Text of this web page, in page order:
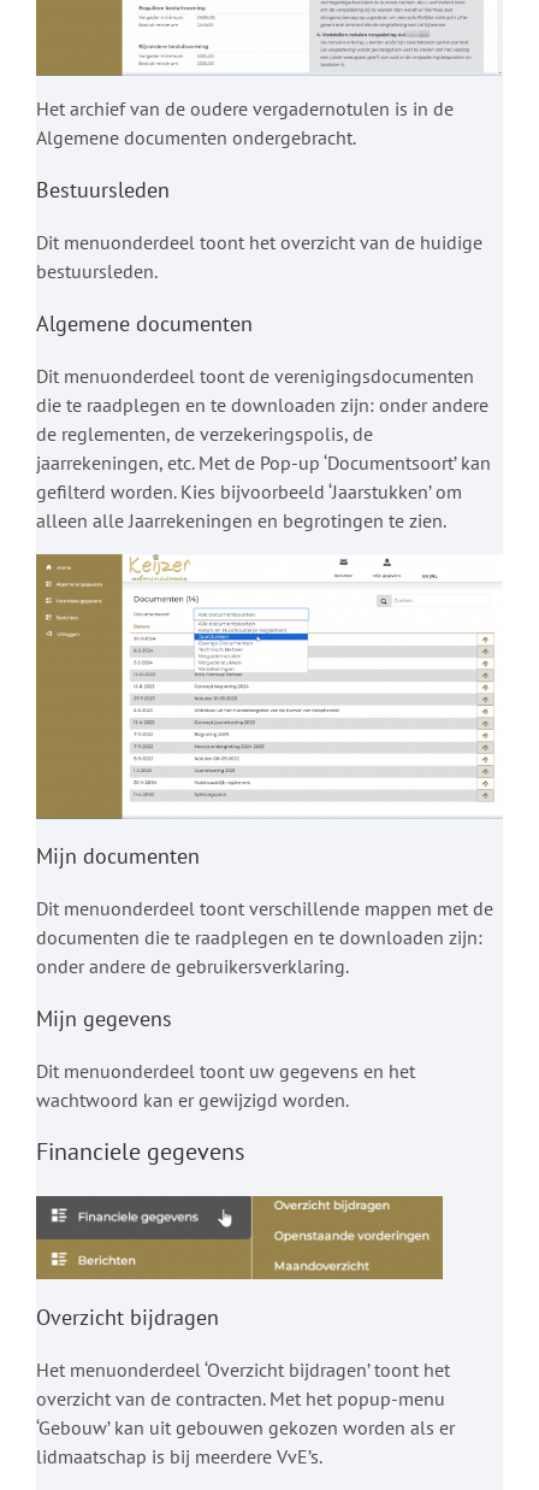
Het archief van de oudere vergadernotulen is in de
Algemene documenten ondergebracht.
Bestuursleden
Dit menuonderdeel toont het overzicht van de huidige
bestuursleden.
Algemene documenten
Dit menuonderdeel toont de verenigingsdocumenten
die te raadplegen en te downloaden zijn: onder andere
de reglementen, de verzekeringspolis, de
jaarrekeningen, etc. Met de Pop-up ‘Documentsoort’ kan
gefilterd worden. Kies bijvoorbeeld ‘Jaarstukken’ om
alleen alle Jaarrekeningen en begrotingen te zien.
Mijn documenten
Dit menuonderdeel toont verschillende mappen met de
documenten die te raadplegen en te downloaden zijn:
onder andere de gebruikersverklaring.
Mijn gegevens
Dit menuonderdeel toont uw gegevens en het
wachtwoord kan er gewijzigd worden.
Financiele gegevens
Overzicht bijdragen
Het menuonderdeel ‘Overzicht bijdragen’ toont het
overzicht van de contracten. Met het popup-menu
‘Gebouw’ kan uit gebouwen gekozen worden als er
lidmaatschap is bij meerdere VvE’s.